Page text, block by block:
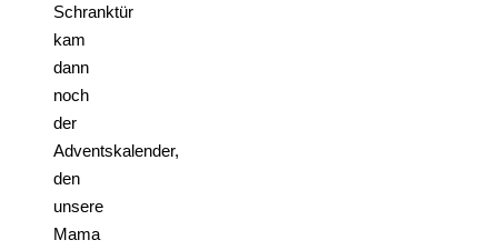
Schranktür
kam
dann
noch
der
Adventskalender,
den
unsere
Mama